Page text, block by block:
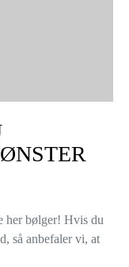
her bølger! Hvis du
så anbefaler vi, at